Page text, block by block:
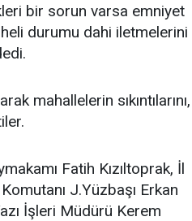
bir sorun varsa emniyet
durumu dahi iletmelerini
mahallelerin sıkıntılarını,
Fatih Kızıltoprak, İl
J.Yüzbaşı Erkan
İşleri Müdürü Kerem